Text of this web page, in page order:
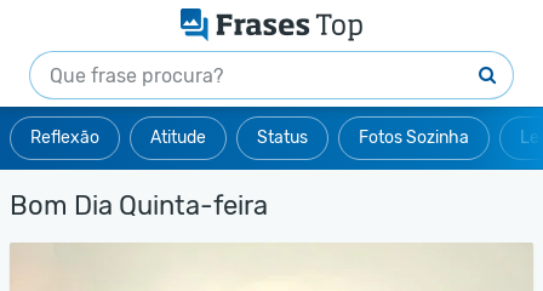
Reflexão Atitude Status Fotos Sozinha
Bom Dia Quinta-feira